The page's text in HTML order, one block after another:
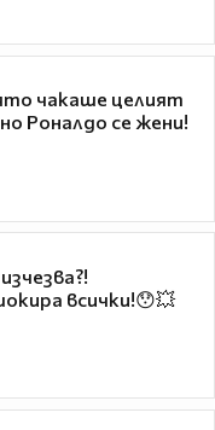
чакаше целият
Роналдо се жени!
всички!😯💥